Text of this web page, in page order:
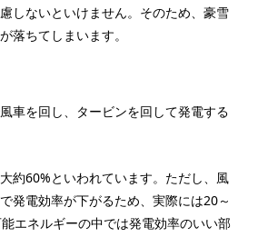
しないといけません。そのため、豪雪
落ちてしまいます。
車を回し、タービンを回して発電する
約60%といわれています。ただし、風
発電効率が下がるため、実際には20～
エネルギーの中では発電効率のいい部